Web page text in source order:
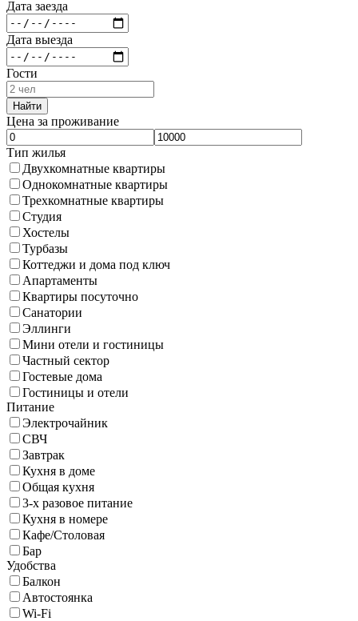
Дата заезда
Дата выезда
Гости
Найти
Цена за проживание
Тип жилья
Двухкомнатные квартиры
Однокомнатные квартиры
Трехкомнатные квартиры
Студия
Хостелы
Турбазы
Коттеджи и дома под ключ
Апартаменты
Квартиры посуточно
Санатории
Эллинги
Мини отели и гостиницы
Частный сектор
Гостевые дома
Гостиницы и отели
Питание
Электрочайник
СВЧ
Завтрак
Кухня в доме
Общая кухня
3-х разовое питание
Кухня в номере
Кафе/Столовая
Бар
Удобства
Балкон
Автостоянка
Wi-Fi